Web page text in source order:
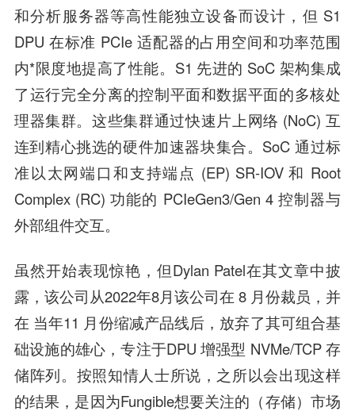
和分析服务器等高性能独立设备而设计，但 S1
DPU 在标准 PCIe 适配器的占用空间和功率范围
内*限度地提高了性能。S1 先进的 SoC 架构集成
了运行完全分离的控制平面和数据平面的多核处
理器集群。这些集群通过快速片上网络 (NoC) 互
连到精心挑选的硬件加速器块集合。SoC 通过标
准以太网端口和支持端点 (EP) SR-IOV 和 Root
Complex (RC) 功能的 PCIeGen3/Gen 4 控制器与
外部组件交互。
虽然开始表现惊艳，但Dylan Patel在其文章中披
露，该公司从2022年8月该公司在 8 月份裁员，并
在 当年11 月份缩减产品线后，放弃了其可组合基
础设施的雄心，专注于DPU 增强型 NVMe/TCP 存
储阵列。按照知情人士所说，之所以会出现这样
的结果，是因为Fungible想要关注的（存储）市场